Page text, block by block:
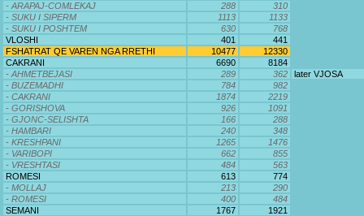
- ARAPAJ-COMLEKAJ
288
310
- SUKU I SIPERM
1113
1133
- SUKU I POSHTEM
630
768
VLOSHI
401
441
FSHATRAT QE VAREN NGA RRETHI
10477
12330
CAKRANI
6690
8184
- AHMETBEJASI
289 362
later VJOSA
- BUZEMADHI
784
982
- CAKRANI
1874
2219
- GORISHOVA
926
1091
- GJONC-SELISHTA
166
288
- HAMBARI
240
348
- KRESHPANI
1265
1476
- VARIBOPI
662
855
- VRESHTASI
484
563
ROMESI
613
774
- MOLLAJ
213
290
- ROMESI
400
484
SEMANI
1767
1921